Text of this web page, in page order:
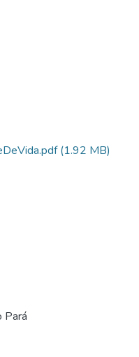
(1.92 MB)
Pará